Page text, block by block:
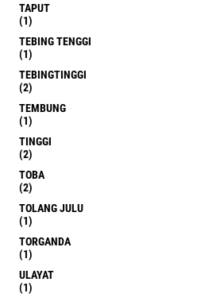
TAPUT
(1)
TEBING TENGGI
(1)
TEBINGTINGGI
(2)
TEMBUNG
(1)
TINGGI
(2)
TOBA
(2)
TOLANG JULU
(1)
TORGANDA
(1)
ULAYAT
(1)